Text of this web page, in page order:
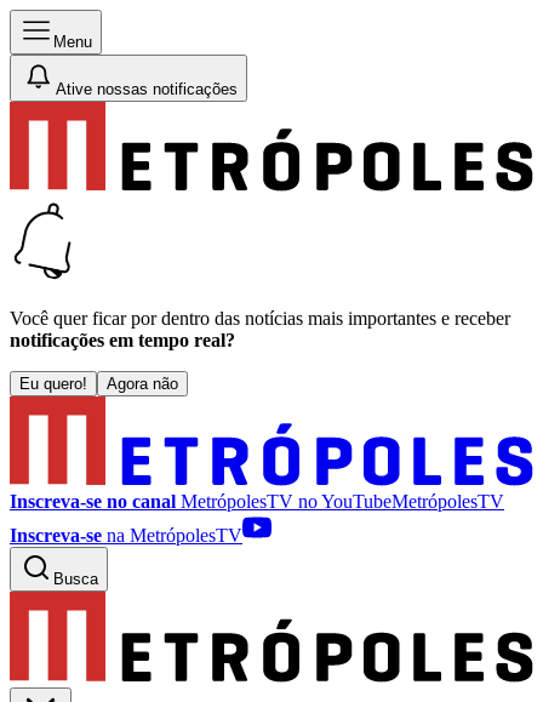
Menu
Ative nossas notificações
Você quer ficar por dentro das notícias mais importantes e receber
notificações em tempo real?
Eu quero! Agora não
Inscreva-se no canal MetrópolesTV noYouTubeMetrópolesTV
Inscreva-se na MetrópolesTV
Busca